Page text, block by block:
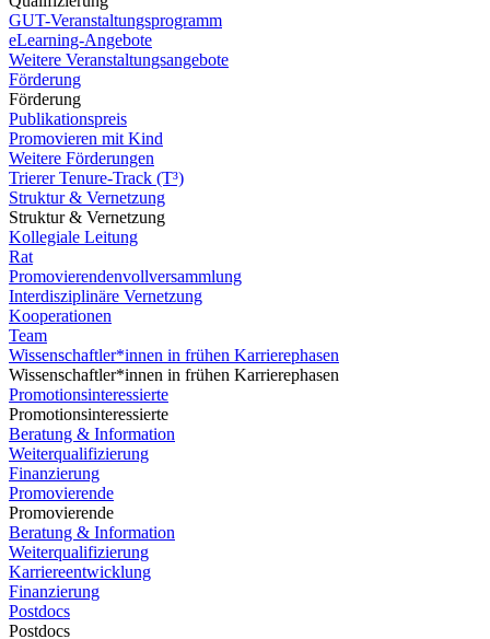
GUT-Veranstaltungsprogramm
eLearning-Angebote
Weitere Veranstaltungsangebote
Förderung
Förderung
Publikationspreis
Promovieren mit Kind
Weitere Förderungen
Trierer Tenure-Track (T³)
Struktur & Vernetzung
Struktur & Vernetzung
Kollegiale Leitung
Rat
Promovierendenvollversammlung
Interdisziplinäre Vernetzung
Kooperationen
Team
Wissenschaftler*innen in frühen Karrierephasen
Wissenschaftler*innen in frühen Karrierephasen
Promotionsinteressierte
Promotionsinteressierte
Beratung & Information
Weiterqualifizierung
Finanzierung
Promovierende
Promovierende
Beratung & Information
Weiterqualifizierung
Karriereentwicklung
Finanzierung
Postdocs
Postdocs